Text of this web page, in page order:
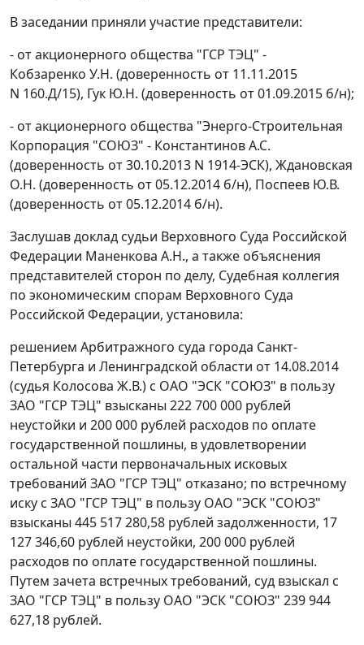
В заседании приняли участие представители:
- от акционерного общества "ГСР ТЭЦ" -
Кобзаренко У.Н. (доверенность от 11.11.2015
N 160.Д/15), Гук Ю.Н. (доверенность от 01.09.2015 б/н);
- от акционерного общества "Энерго-Строительная
Корпорация "СОЮЗ" - Константинов А.С.
(доверенность от 30.10.2013 N 1914-ЭСК), Ждановская
О.Н. (доверенность от 05.12.2014 б/н), Поспеев Ю.В.
(доверенность от 05.12.2014 б/н).
Заслушав доклад судьи Верховного Суда Российской
Федерации Маненкова А.Н., а также объяснения
представителей сторон по делу, Судебная коллегия
по экономическим спорам Верховного Суда
Российской Федерации, установила:
решением Арбитражного суда города Санкт-
Петербурга и Ленинградской области от 14.08.2014
(судья Колосова Ж.В.) с ОАО "ЭСК "СОЮЗ" в пользу
ЗАО "ГСР ТЭЦ" взысканы 222 700 000 рублей
неустойки и 200 000 рублей расходов по оплате
государственной пошлины, в удовлетворении
остальной части первоначальных исковых
требований ЗАО "ГСР ТЭЦ" отказано; по встречному
иску с ЗАО "ГСР ТЭЦ" в пользу ОАО "ЭСК "СОЮЗ"
взысканы 445 517 280,58 рублей задолженности, 17
127 346,60 рублей неустойки, 200 000 рублей
расходов по оплате государственной пошлины.
Путем зачета встречных требований, суд взыскал с
ЗАО "ГСР ТЭЦ" в пользу ОАО "ЭСК "СОЮЗ" 239 944
627,18 рублей.